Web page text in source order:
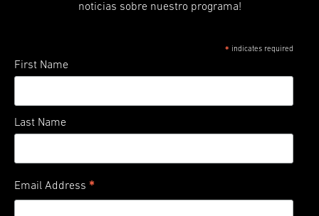
noticias sobre nuestro programa!
* indicates required
First Name
Last Name
Email Address *